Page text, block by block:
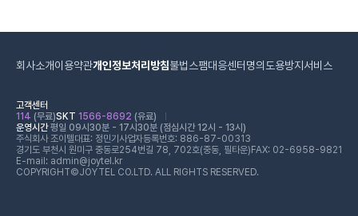
회사소개이용약관개인정보처리방침불법스팸대응센터 명의도용방지서비스
고객센터
114 (무료)SKT 1566-8692 (유료)
운영시간평일 09시30분 - 17시30분 (점심시간 12시 - 13시)
주식회사 조이텔대표: 정민기 사업자등록번호: 886-87-00313
경기도 부천시 원미구 중동로254번길 78, 702호(중동, 필타운) FAX: 02-6958-9821
E-mail: admin@joytel.kr
COPYRIGHT©JOYTEL CO.LTD. ALL RIGHTS RESERVED.